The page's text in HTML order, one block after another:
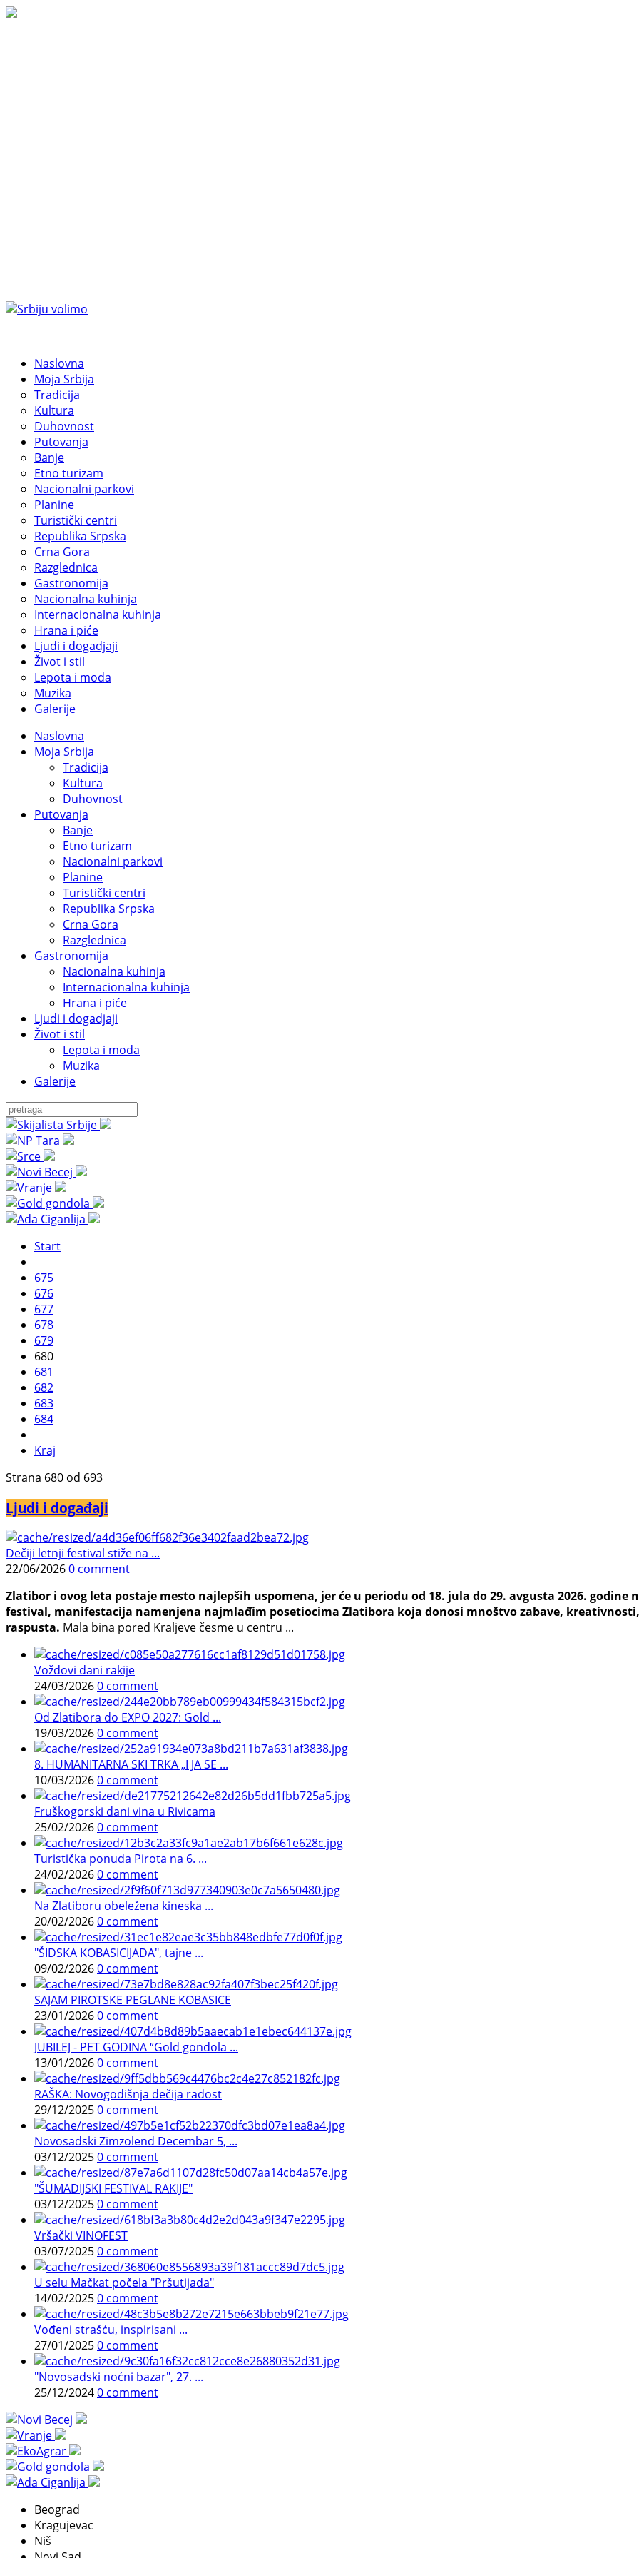
Naslovna
Moja Srbija
Tradicija
Kultura
Duhovnost
Putovanja
Banje
Etno turizam
Nacionalni parkovi
Planine
Turistički centri
Republika Srpska
Crna Gora
Razglednica
Gastronomija
Nacionalna kuhinja
Internacionalna kuhinja
Hrana i piće
Ljudi i dogadjaji
Život i stil
Lepota i moda
Muzika
Galerije
Naslovna
Moja Srbija
Tradicija
Kultura
Duhovnost
Putovanja
Banje
Etno turizam
Nacionalni parkovi
Planine
Turistički centri
Republika Srpska
Crna Gora
Razglednica
Gastronomija
Nacionalna kuhinja
Internacionalna kuhinja
Hrana i piće
Ljudi i dogadjaji
Život i stil
Lepota i moda
Muzika
Galerije
Start
675
676
677
678
679
680
681
682
683
684
Kraj
Strana 680 od 693
Ljudi i događaji
Dečiji letnji festival stiže na ...
22/06/20260 comment
Zlatibor i ovog leta postaje mesto najlepših uspomena, jer će u periodu od 18. jula do 29. avgusta 2026.
festival, manifestacija namenjena najmlađim posetiocima Zlatibora koja donosi mnoštvo zabave,
raspusta. Mala bina pored Kraljeve česme u centru ...
Voždovi dani rakije
24/03/20260 comment
Od Zlatibora do EXPO 2027: Gold ...
19/03/20260 comment
8. HUMANITARNA SKI TRKA „I JA SE ...
10/03/20260 comment
Fruškogorski dani vina u Rivicama
25/02/20260 comment
Turistička ponuda Pirota na 6. ...
24/02/20260 comment
Na Zlatiboru obeležena kineska ...
20/02/20260 comment
"ŠIDSKA KOBASICIJADA", tajne ...
09/02/20260 comment
SAJAM PIROTSKE PEGLANE KOBASICE
23/01/20260 comment
JUBILEJ - PET GODINA “Gold gondola ...
13/01/20260 comment
RAŠKA: Novogodišnja dečija radost
29/12/20250 comment
Novosadski Zimzolend Decembar 5, ...
03/12/20250 comment
"ŠUMADIJSKI FESTIVAL RAKIJE"
03/12/20250 comment
Vršački VINOFEST
03/07/20250 comment
U selu Mačkat počela "Pršutijada"
14/02/20250 comment
Vođeni strašću, inspirisani ...
27/01/20250 comment
"Novosadski noćni bazar", 27. ...
25/12/20240 comment
Beograd
Kragujevac
Niš